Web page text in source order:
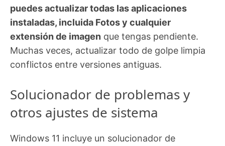
puedes actualizar todas las aplicaciones
instaladas, incluida Fotos y cualquier
extensión de imagen que tengas pendiente.
Muchas veces, actualizar todo de golpe limpia
conflictos entre versiones antiguas.
Solucionador de problemas y
otros ajustes de sistema
Windows 11 incluye un solucionador de